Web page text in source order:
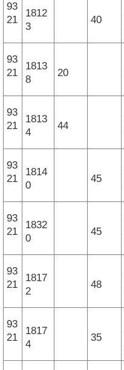
93
21
1812
3
40
93
21
1813
8
20
93
21
1813
4
44
93
21
1814
0
45
93
21
1832
0
45
93
21
1817
2
48
93
21
1817
4
35